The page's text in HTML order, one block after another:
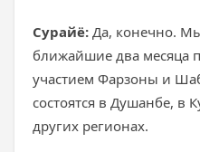
Сурайё: Да, конечно.
ближайшие два месяца
участием Фарзоны и
состоятся в Душанбе, в
других регионах.